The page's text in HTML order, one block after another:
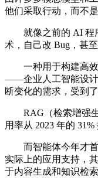
他们采取行动，而不
就像之前的 AI 程序
术，自己改 Bug，甚
一种用于构建高效
——企业人工智能设计
断变化的需求，受到
RAG（检索增强生
用率从 2023 年的
而智能体今年才首
实际上的应用支持，
于内容生成和知识检